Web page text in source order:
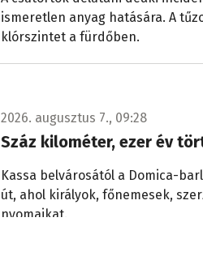
ismeretlen anyag hatására. A
klórszintet a fürdőben.
2026. augusztus 7., 09:28
Száz kilométer, ezer év
Kassa belvárosától a Domica-
út, ahol királyok, főnemesek,
nyomaikat.